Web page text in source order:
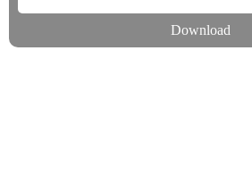
Download